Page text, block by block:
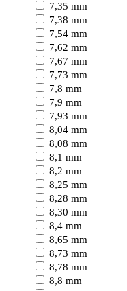
7,35 mm
7,38 mm
7,54 mm
7,62 mm
7,67 mm
7,73 mm
7,8 mm
7,9 mm
7,93 mm
8,04 mm
8,08 mm
8,1 mm
8,2 mm
8,25 mm
8,28 mm
8,30 mm
8,4 mm
8,65 mm
8,73 mm
8,78 mm
8,8 mm